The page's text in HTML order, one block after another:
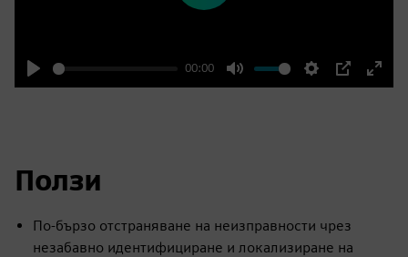
Play
00:00
Mute Settings
PIP
Enter
Ползи
По-бързо отстраняване на неизправности чрез
незабавно идентифициране и локализиране на